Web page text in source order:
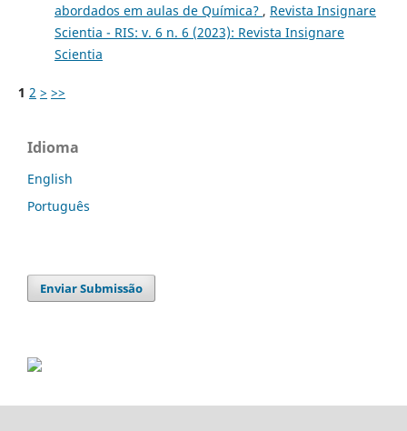
abordados em aulas de Química? , Revista Insignare
Scientia - RIS: v. 6 n. 6 (2023): Revista Insignare
Scientia
1 2 > >>
Idioma
English
Português
Enviar Submissão